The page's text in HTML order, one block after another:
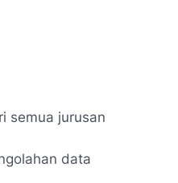
semua jurusan
data